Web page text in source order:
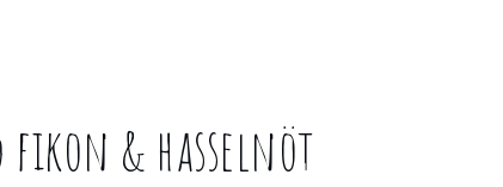
fikon & hasselnöt